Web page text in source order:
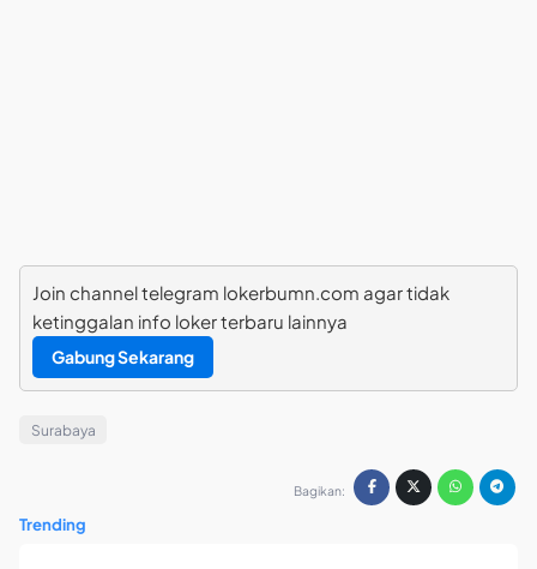
Join channel telegram lokerbumn.com agar tidak
ketinggalan info loker terbaru lainnya
Gabung Sekarang
Surabaya
Bagikan:
Trending